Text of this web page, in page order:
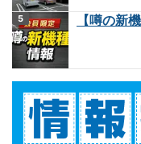
【噂の新